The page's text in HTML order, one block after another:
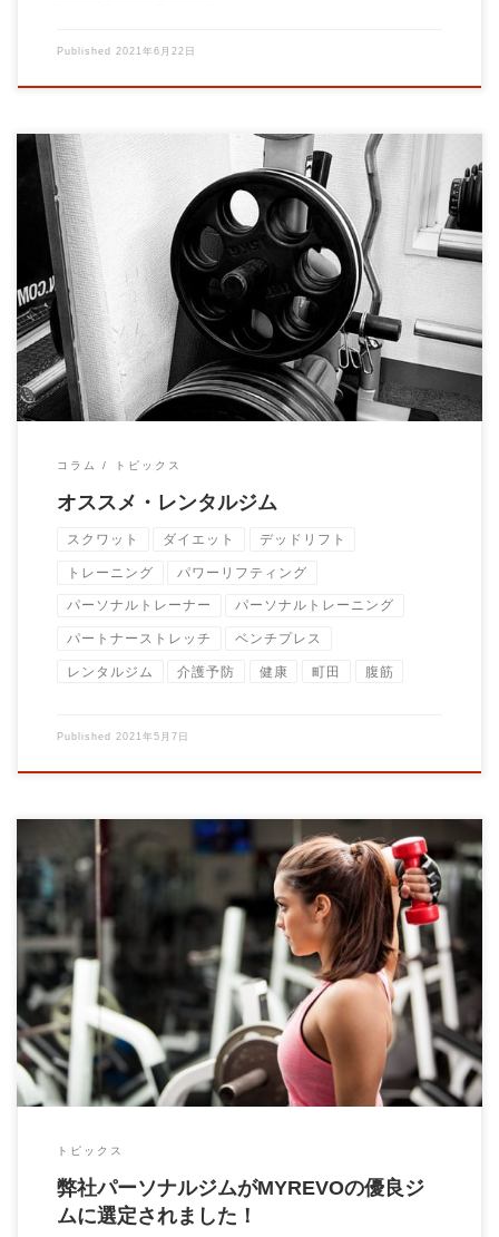
Published 2021年6月22日
当ジムはレンタルサービスを提供しておりません。 申し訳あり
ません！ その代わりにレンタルジムサービス […]
コラム トピックス
オススメ・レンタルジム
スクワット ダイエット デッドリフト
トレーニング パワーリフティング
パーソナルトレーナー パーソナルトレーニング
パートナーストレッチ ベンチプレス
レンタルジム 介護予防 健康 町田 腹筋
Published 2021年5月7日
当パーソナルジムがフィットネス総合メディアのMYREVO（マ
イレボ）に、下記の記事で、優良パーソナル […]
トピックス
弊社パーソナルジムがMYREVOの優良ジ
ムに選定されました！